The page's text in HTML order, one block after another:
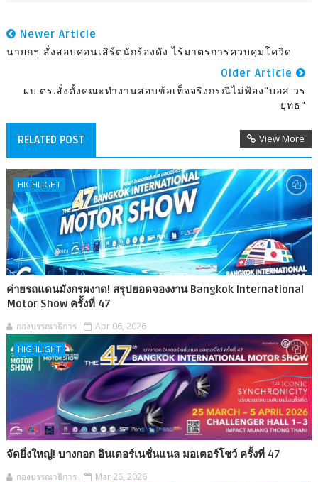
Newer Article
นายกฯ สั่งสอบคอนเสิร์ตนักร้องดัง ไร้มาตรการควบคุมโควิด
Older Article
ผบ.ตร.สั่งตั้งคณะทำงานสอบข้อเท็จจริงกรณีไม่ฟ้อง"บอส วร
ยุทธ"
RELATED POST View More
HIGHLIGHT
ค่ายรถแดนมังกรผงาด! สรุปยอดจองงาน Bangkok International
Motor Show ครั้งที่ 47
กองบรรณาธิการ Apr 06, 2026
HIGHLIGHT
จัดยิ่งใหญ่! บางกอก อินเตอร์เนชั่นแนล มอเตอร์โชว์ ครั้งที่ 47
กองบรรณาธิการ Mar 26, 2026